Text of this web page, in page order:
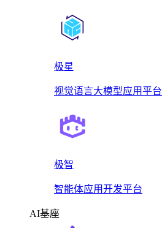
极星
视觉语言大模型应用平台
极智
智能体应用开发平台
AI基座